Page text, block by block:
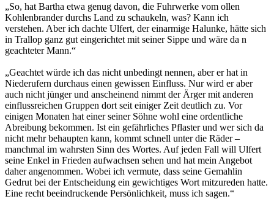
„So, hat Bartha etwa genug davon, die Fuhrwerke vom ollen
Kohlenbrander durchs Land zu schaukeln, was? Kann ich
verstehen. Aber ich dachte Ulfert, der einarmige Halunke, hätte sich
in Trallop ganz gut eingerichtet mit seiner Sippe und wäre da n
geachteter Mann.“
„Geachtet würde ich das nicht unbedingt nennen, aber er hat in
Niederufern durchaus einen gewissen Einfluss. Nur wird er aber
auch nicht jünger und anscheinend nimmt der Ärger mit anderen
einflussreichen Gruppen dort seit einiger Zeit deutlich zu. Vor
einigen Monaten hat einer seiner Söhne wohl eine ordentliche
Abreibung bekommen. Ist ein gefährliches Pflaster und wer sich da
nicht mehr behaupten kann, kommt schnell unter die Räder –
manchmal im wahrsten Sinn des Wortes. Auf jeden Fall will Ulfert
seine Enkel in Frieden aufwachsen sehen und hat mein Angebot
daher angenommen. Wobei ich vermute, dass seine Gemahlin
Gedrut bei der Entscheidung ein gewichtiges Wort mitzureden hatte.
Eine recht beeindruckende Persönlichkeit, muss ich sagen.“